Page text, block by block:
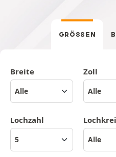
GRÖSSEN
Breite Zoll
Lochzahl